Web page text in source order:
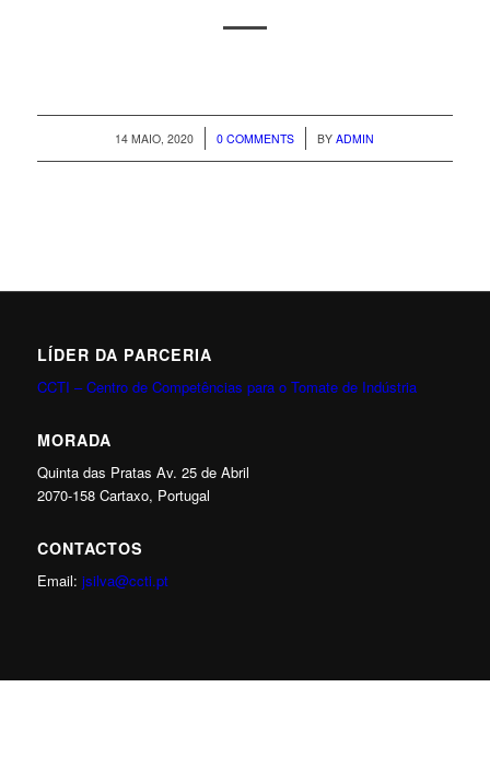
14 MAIO, 2020
/ 0 COMMENTS
/ BYADMIN
LÍDER DA PARCERIA
CCTI – Centro de Competências para o Tomate de Indústria
MORADA
Quinta das Pratas Av. 25 de Abril
2070-158 Cartaxo, Portugal
CONTACTOS
Email: jsilva@ccti.pt